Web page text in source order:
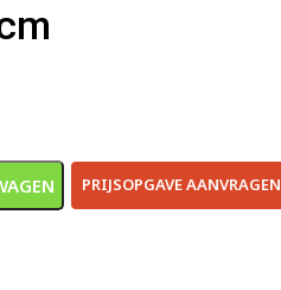
PRIJSOPGAVE AANVRAGEN